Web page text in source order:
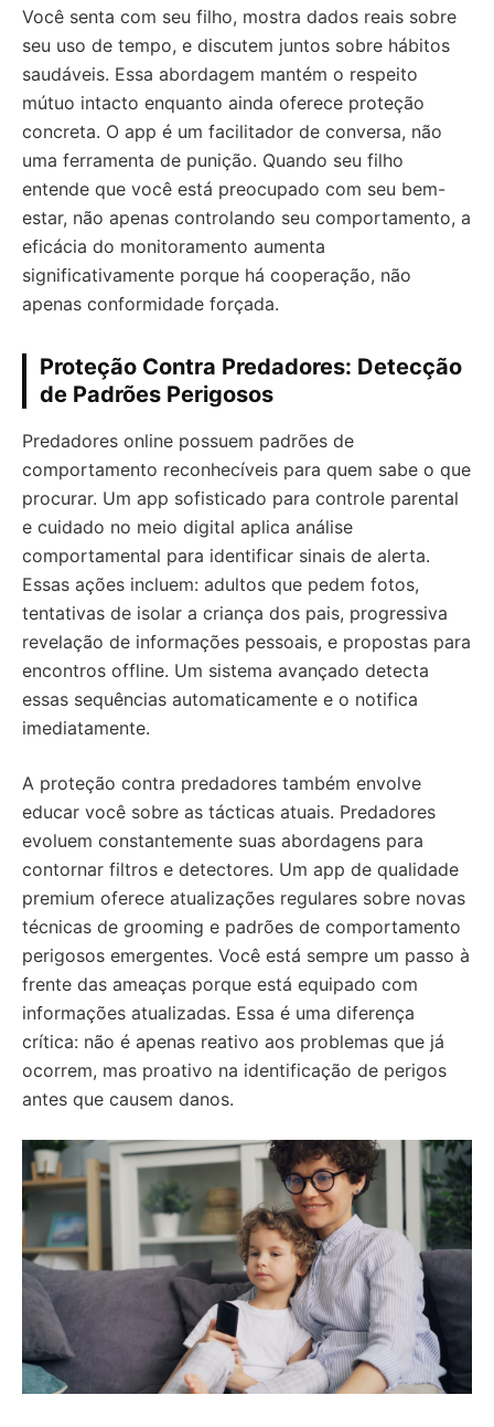
Você senta com seu filho, mostra dados reais sobre
seu uso de tempo, e discutem juntos sobre hábitos
saudáveis. Essa abordagem mantém o respeito
mútuo intacto enquanto ainda oferece proteção
concreta. O app é um facilitador de conversa, não
uma ferramenta de punição. Quando seu filho
entende que você está preocupado com seu bem-
estar, não apenas controlando seu comportamento, a
eficácia do monitoramento aumenta
significativamente porque há cooperação, não
apenas conformidade forçada.
Proteção Contra Predadores: Detecção
de Padrões Perigosos
Predadores online possuem padrões de
comportamento reconhecíveis para quem sabe o que
procurar. Um app sofisticado para controle parental
e cuidado no meio digital aplica análise
comportamental para identificar sinais de alerta.
Essas ações incluem: adultos que pedem fotos,
tentativas de isolar a criança dos pais, progressiva
revelação de informações pessoais, e propostas para
encontros offline. Um sistema avançado detecta
essas sequências automaticamente e o notifica
imediatamente.
A proteção contra predadores também envolve
educar você sobre as tácticas atuais. Predadores
evoluem constantemente suas abordagens para
contornar filtros e detectores. Um app de qualidade
premium oferece atualizações regulares sobre novas
técnicas de grooming e padrões de comportamento
perigosos emergentes. Você está sempre um passo à
frente das ameaças porque está equipado com
informações atualizadas. Essa é uma diferença
crítica: não é apenas reativo aos problemas que já
ocorrem, mas proativo na identificação de perigos
antes que causem danos.